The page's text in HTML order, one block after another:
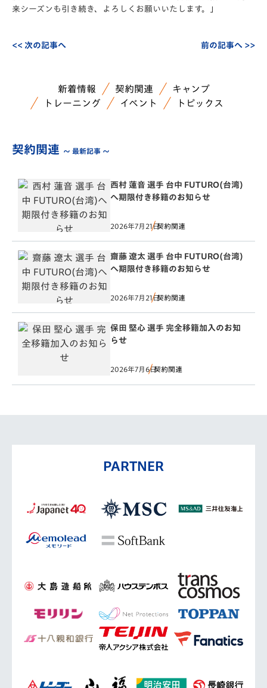
来シーズンも引き続き、よろしくお願いいたします。」
<< 次の記事へ 前の記事へ >>
新着情報 契約関連
キャンプ
トレーニング
イベント トピックス
契約関連 ～ 最新記事 ～
西村 蓮音 選手 台中 FUTURO(台湾)
へ期限付き移籍のお知らせ
2026年7月21日契約関連
齋藤 遼太 選手 台中 FUTURO(台湾)
へ期限付き移籍のお知らせ
2026年7月21日契約関連
保田 堅心 選手 完全移籍加入のお知
らせ
2026年7月6日契約関連
PARTNER